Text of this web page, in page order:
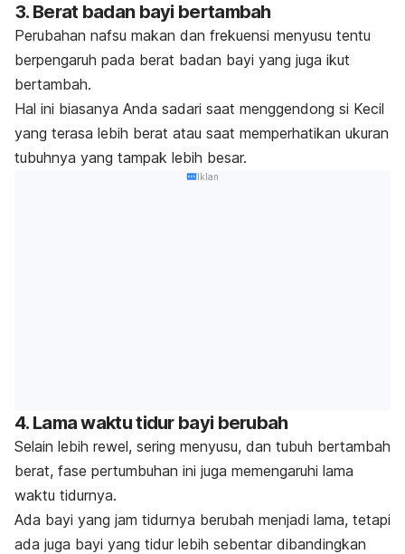
3. Berat badan bayi bertambah
Perubahan nafsu makan dan frekuensi menyusu tentu
berpengaruh pada berat badan bayi yang juga ikut
bertambah.
Hal ini biasanya Anda sadari saat menggendong si Kecil
yang terasa lebih berat atau saat memperhatikan ukuran
tubuhnya yang tampak lebih besar.
Iklan
4. Lama waktu tidur bayi berubah
Selain lebih rewel, sering menyusu, dan tubuh bertambah
berat, fase pertumbuhan ini juga memengaruhi lama
waktu tidurnya.
Ada bayi yang jam tidurnya berubah menjadi lama, tetapi
ada juga bayi yang tidur lebih sebentar dibandingkan